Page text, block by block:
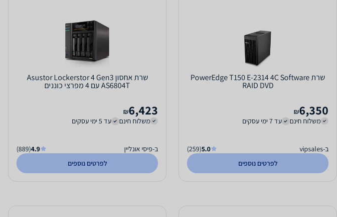
שרת PowerEdge T150 E-2314 4C Software
RAID DVD
6,350
₪
משלוח חינם
עד 7 ימי עסקים
ב-vipsales 5.0
(259)
לפרטים נוספים
שרת אחסון Asustor Lockerstor 4 Gen3
AS6804T עם 4 מפרצי כוננים
6,423
₪
משלוח חינם
עד 5 ימי עסקים
ב-פיסי אונליין 4.9
(889)
לפרטים נוספים